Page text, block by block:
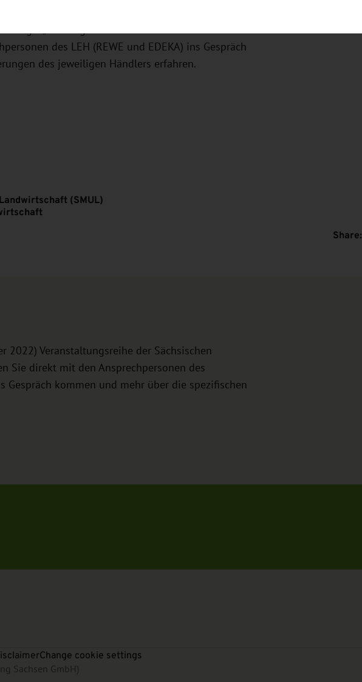
AgiL „Der Weg in den sächsischen Lebensmittel-
des LEH (REWE und EDEKA) ins Gespräch
des jeweiligen Händlers erfahren.
(SMUL)
Share:
2022) Veranstaltungsreihe der Sächsischen
Sie direkt mit den Ansprechpersonen des
Gespräch kommen und mehr über die spezifischen
Change cookie settings
Sachsen GmbH)